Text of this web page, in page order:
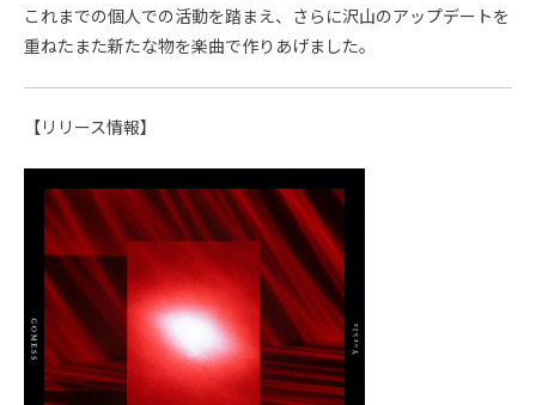
これまでの個人での活動を踏まえ、さらに沢山のアップデートを
重ねたまた新たな物を楽曲で作りあげました。
【リリース情報】